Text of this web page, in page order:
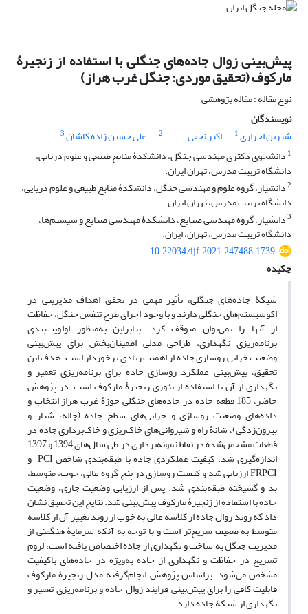
پیش‌بینی زوال جاده‌های جنگلی با استفاده از زنجیرۀ
مارکوف (تحقیق موردی: جنگل غرب هراز)
نوع مقاله : مقاله پژوهشی
نویسندگان
شیرین احراری1 اکبر نجفی 2 علی حسین زاده کاشان3
1 دانشجوی دکتری مهندسی جنگل، دانشکدۀ منابع طبیعی و علوم دریایی،
دانشگاه تربیت مدرس، تهران ایران.
2دانشیار، گروه علوم و مهندسی جنگل، دانشکدۀ منابع طبیعی و علوم دریایی،
دانشگاه تربیت مدرس، تهران ایران.
3دانشیار، گروه مهندسی صنایع، دانشکدۀ مهندسی صنایع و سیستم‌ها،
دانشگاه تربیت مدرس، تهران، ایران.
10.22034/ijf.2021.247488.1739
چکیده
شبکۀ جاده‌های جنگلی، تأثیر مهمی در تحقق اهداف مدیریتی در
اکوسیستم‌های جنگلی دارند و با وجود اجرای طرح تنفس جنگل، حفاظت
از آنها را نمی‌توان متوقف کرد. بنابراین به‌منظور اولویت‌بندی
برنامه‌ریزی نگهداری، طراحی مدلی اطمینان‌بخش برای پیش‌بینی
وضعیت خرابی روسازی جاده از اهمیت زیادی برخوردار است. هدف این
تحقیق، پیش‌بینی عملکرد روسازی جاده برای برنامه‌ریزی تعمیر و
نگهداری از آن با استفاده از تئوری زنجیرۀ مارکوف است. در پژوهش
حاضر، 185 قطعه جاده در جاده‌های جنگلی حوزۀ غرب هراز انتخاب و
داده‌های وضعیت روسازی و خرابی‌های سطح جاده (چاله، شیار و
بیرون‌زدگی)، شانۀ راه و شیروانی‌های خاک‌ریزی و خاک‌برداری جاده در
قطعات مشخص‌شده در نقاط نمونه‌برداری در طی سال‌های 1394 و 1397
اندازه‌گیری شد. کیفیت عملکردی جاده با طبقه‌بندی شاخص PCI و
FRPCI ارزیابی شد و کیفیت روسازی در پنج گروه عالی، خوب، متوسط،
بد و گسیخته طبقه‌بندی شد. پس از ارزیابی وضعیت جاری، وضعیت
جاده با استفاده از زنجیرۀ مارکوف پیش‌بینی شد. نتایج این تحقیق نشان
داد که روند زوال جاده از کلاسه عالی به خوب از روند تغییر آن از کلاسه
متوسط به ضعیف سریع‌تر است و با توجه به آنکه سرمایۀ هنگفتی از
مدیریت جنگل به ساخت و نگهداری از جاده اختصاص یافته است، لزوم
تسریع در حفاظت و نگهداری از جاده به‌ویژه در جاده‌های باکیفیت
مشخص‌ می‌شود. براساس پژوهش انجام‌گرفته مدل زنجیرۀ مارکوف
قابلیت کافی را برای پیش‌بینی فرایند زوال جاده و برنامه‌ریزی تعمیر و
نگهداری از شبکۀ جاده دارد.